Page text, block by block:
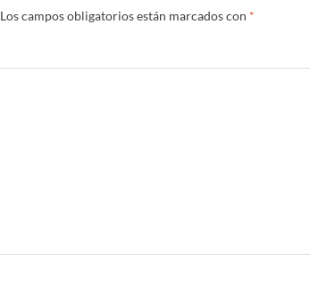
Los campos obligatorios están marcados con *